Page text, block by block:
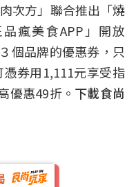
次方」聯合推出「燒
瘋美食APP」開放
個品牌的優惠券，只
券用1,111元享受指
優惠49折。 下載食尚